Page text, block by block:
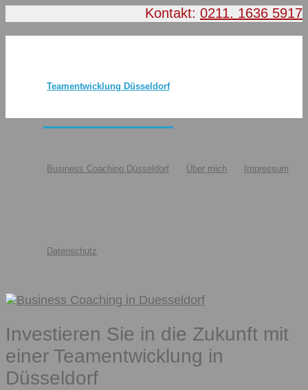
Kontakt: 0211. 1636 5917
Teamentwicklung Düsseldorf
Business Coaching Düsseldorf Über mich Impressum
Datenschutz
Investieren Sie in die Zukunft mit
einer Teamentwicklung in
Düsseldorf